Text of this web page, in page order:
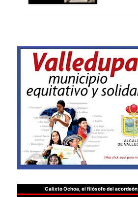
Calixto Ochoa, el filósofo del acordeón